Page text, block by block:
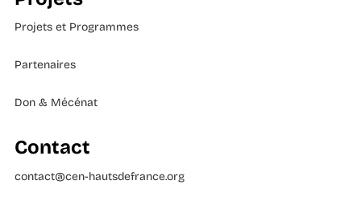
Projets et Programmes
Partenaires
Don & Mécénat
Contact
contact@cen-hautsdefrance.org